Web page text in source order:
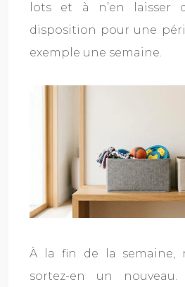
lots et à n’en laisser
disposition pour une
exemple une semaine.
À la fin de la semaine,
sortez-en un